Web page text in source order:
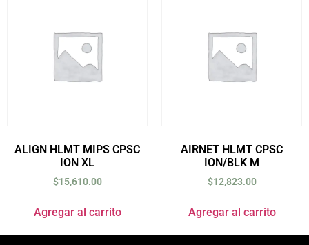
ALIGN HLMT MIPS CPSC
ION XL
$15,610.00
Agregar al carrito
AIRNET HLMT CPSC
ION/BLK M
$12,823.00
Agregar al carrito